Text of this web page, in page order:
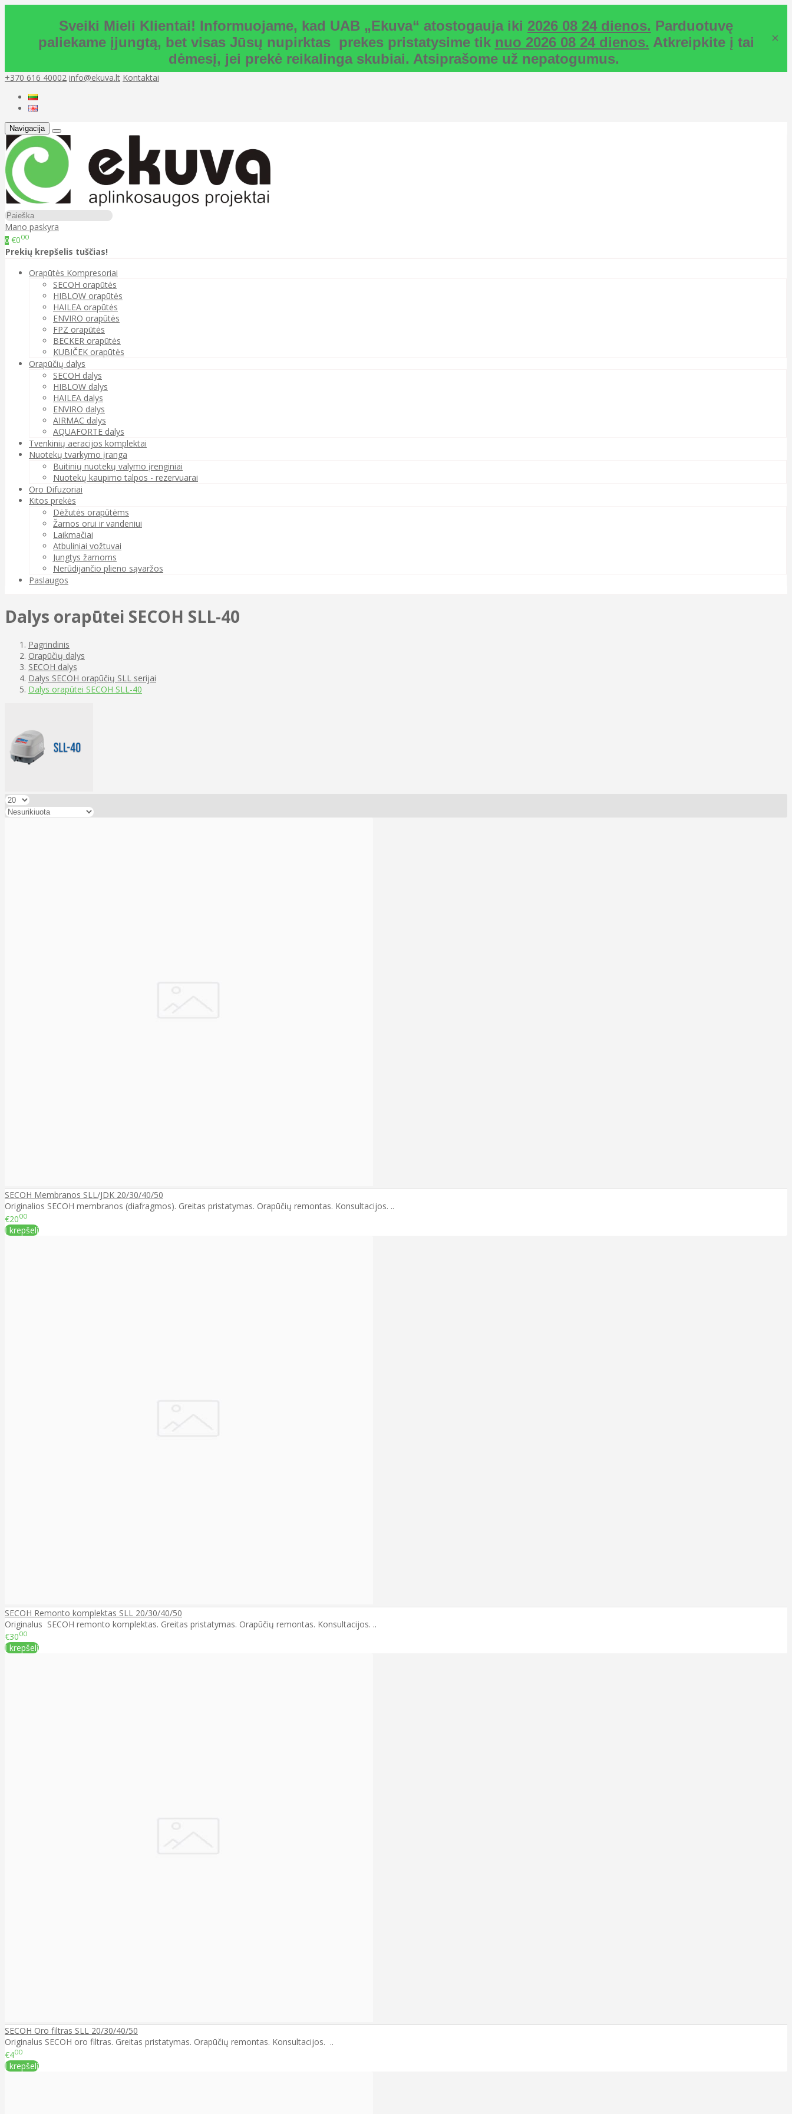
Sveiki Mieli Klientai! Informuojame, kad UAB „Ekuva“ atostogauja iki 2026 08 24 dienos. Parduotuvę
paliekame įjungtą, bet visas Jūsų nupirktas prekes pristatysime tik nuo 2026 08 24 dienos. Atkreipkite į tai
dėmesį, jei prekė reikalinga skubiai. Atsiprašome už nepatogumus.
×
+370 616 40002 info@ekuva.lt Kontaktai
Navigacija
Mano paskyra
0 €000
Prekių krepšelis tuščias!
Orapūtės Kompresoriai
SECOH orapūtės
HIBLOW orapūtės
HAILEA orapūtės
ENVIRO orapūtės
FPZ orapūtės
BECKER orapūtės
KUBIČEK orapūtės
Orapūčių dalys
SECOH dalys
HIBLOW dalys
HAILEA dalys
ENVIRO dalys
AIRMAC dalys
AQUAFORTE dalys
Tvenkinių aeracijos komplektai
Nuotekų tvarkymo įranga
Buitinių nuotekų valymo įrenginiai
Nuotekų kaupimo talpos - rezervuarai
Oro Difuzoriai
Kitos prekės
Dėžutės orapūtėms
Žarnos orui ir vandeniui
Laikmačiai
Atbuliniai vožtuvai
Jungtys žarnoms
Nerūdijančio plieno sąvaržos
Paslaugos
Dalys orapūtei SECOH SLL-40
Pagrindinis
Orapūčių dalys
SECOH dalys
Dalys SECOH orapūčių SLL serijai
Dalys orapūtei SECOH SLL-40
SECOH Membranos SLL/JDK 20/30/40/50
Originalios SECOH membranos (diafragmos). Greitas pristatymas. Orapūčių remontas. Konsultacijos. ..
€2000
Į krepšelį
SECOH Remonto komplektas SLL 20/30/40/50
Originalus SECOH remonto komplektas. Greitas pristatymas. Orapūčių remontas. Konsultacijos. ..
€3000
Į krepšelį
SECOH Oro filtras SLL 20/30/40/50
Originalus SECOH oro filtras. Greitas pristatymas. Orapūčių remontas. Konsultacijos. ..
€400
Į krepšelį